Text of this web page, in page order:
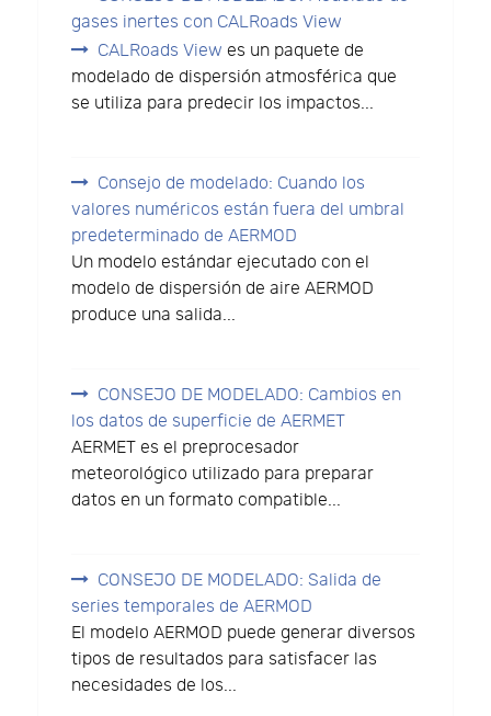
gases inertes con CALRoads View
CALRoads View es un paquete de
modelado de dispersión atmosférica que
se utiliza para predecir los impactos...
Consejo de modelado: Cuando los
valores numéricos están fuera del umbral
predeterminado de AERMOD
Un modelo estándar ejecutado con el
modelo de dispersión de aire AERMOD
produce una salida...
CONSEJO DE MODELADO: Cambios en
los datos de superficie de AERMET
AERMET es el preprocesador
meteorológico utilizado para preparar
datos en un formato compatible...
CONSEJO DE MODELADO: Salida de
series temporales de AERMOD
El modelo AERMOD puede generar diversos
tipos de resultados para satisfacer las
necesidades de los...